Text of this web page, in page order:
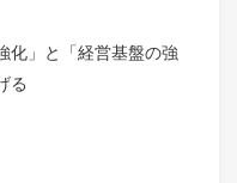
化」と「経営基盤の強
る